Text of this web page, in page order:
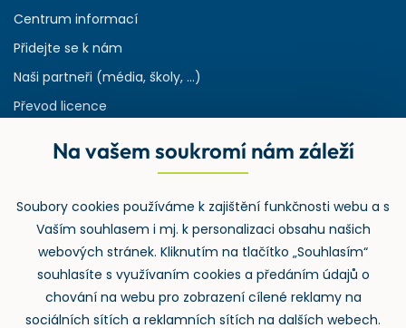
Centrum informací
Přidejte se k nám
Naši partneři (média, školy, ...)
Převod licence
Rejstřík používaných zkratek v odpadech
Zpětný odběr
Na vašem soukromí nám záleží
Soubory cookies používáme k zajištění funkčnosti webu a s
Vaším souhlasem i mj. k personalizaci obsahu našich
webových stránek. Kliknutím na tlačítko „Souhlasím“
souhlasíte s využívaním cookies a předáním údajů o
chování na webu pro zobrazení cílené reklamy na
sociálních sítích a reklamních sítích na dalších webech.